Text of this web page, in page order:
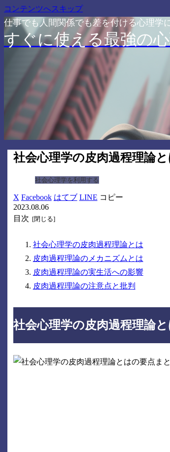
コンテンツへスキップ
仕事でも人間関係でも差を付ける心理学
すぐに使える最強の
社会心理学の皮肉過程理論
社会心理学を利用する
X Facebook はてブ LINE コピー
2023.08.06
目次
社会心理学の皮肉過程理論とは
皮肉過程理論のメカニズムとは
皮肉過程理論の実生活への影響
皮肉過程理論の注意点と批判
社会心理学の皮肉過程理論